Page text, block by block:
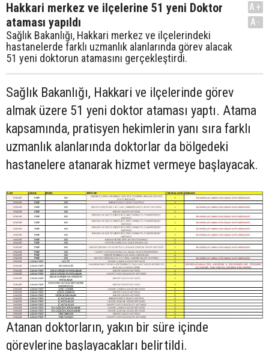
Hakkari merkez ve ilçelerine 51 yeni Doktor
ataması yapıldı
Sağlık Bakanlığı, Hakkari merkez ve ilçelerindeki
hastanelerde farklı uzmanlık alanlarında görev alacak
51 yeni doktorun atamasını gerçekleştirdi.
A+
A-
Sağlık Bakanlığı, Hakkari ve ilçelerinde görev
almak üzere 51 yeni doktor ataması yaptı. Atama
kapsamında, pratisyen hekimlerin yanı sıra farklı
uzmanlık alanlarında doktorlar da bölgedeki
hastanelere atanarak hizmet vermeye başlayacak.
Atanan doktorların, yakın bir süre içinde
görevlerine başlayacakları belirtildi.